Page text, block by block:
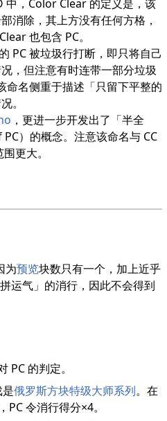
中，Color Clear 的定义是，该
消除，其上方没有任何方格，
也包含 PC。
PC 被垃圾行打断，即只将自己
，但注意有时连带一部分垃圾
命名侧重于描述「只留下平整的
。
，更进一步开发出了「半全
）的概念。注意该命名与 CC
更大。
为预览块数只有一个，加上近乎
运气」的消行，因此不会得到
PC 的判定。
是俄罗斯方块特级大师系列。在
PC 令消行得分×4。